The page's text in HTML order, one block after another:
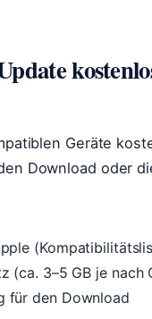
Geräte
Download oder
(ca. 3–5 GB je nach
für den Download